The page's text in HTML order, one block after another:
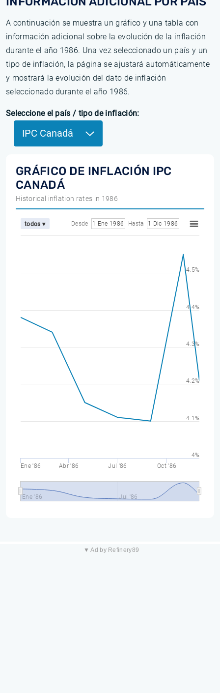
A continuación se muestra un gráfico y una tabla con
información adicional sobre la evolución de la inflación
durante el año 1986. Una vez seleccionado un país y un
tipo de inflación, la página se ajustará automáticamente
y mostrará la evolución del dato de inflación
seleccionado durante el año 1986.
Seleccione el país / tipo de inflación:
IPC Canadá
GRÁFICO DE INFLACIÓN IPC
CANADÁ
Historical inflation rates in 1986
todos ▾ Desde 1 Ene 1986 Hasta 1 Dic 1986
Ene '86 Abr '86 Jul '86 Oct '86
Ene '86 Jul '86
4%
4.1%
4.2%
4.3%
4.4%
4.5%
▼ Ad by Refinery89